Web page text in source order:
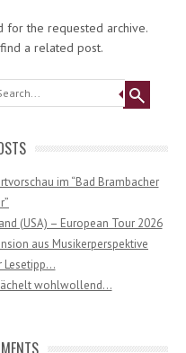
for the requested archive.
a related post.
im “Bad Brambacher
(USA) – European Tour 2026
aus Musikerperspektive
Lesetipp…
wohlwollend…